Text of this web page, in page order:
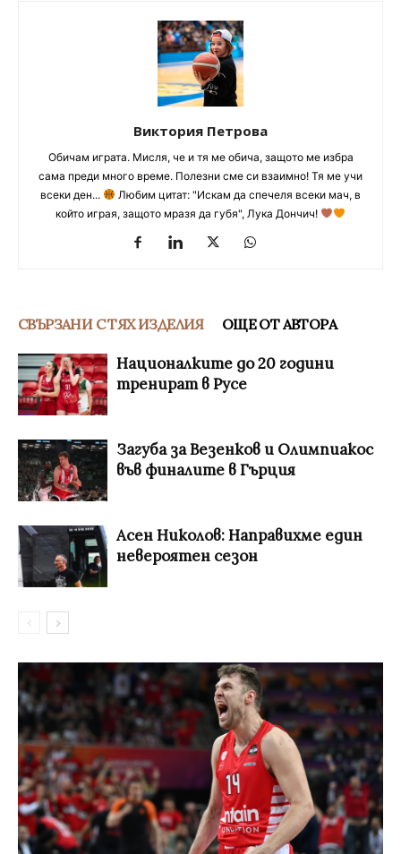
Виктория Петрова
Обичам играта. Мисля, че и тя ме обича, защото ме избра
сама преди много време. Полезни сме си взаимно! Тя ме учи
всеки ден...
Любим цитат: "Искам да спечеля всеки мач, в
който играя, защото мразя да губя", Лука Дончич!
СВЪРЗАНИ С ТЯХ ИЗДЕЛИЯ ОЩЕ ОТ АВТОРА
Националките до 20 години
тренират в Русе
Загуба за Везенков и Олимпиакос
във финалите в Гърция
Асен Николов: Направихме един
невероятен сезон